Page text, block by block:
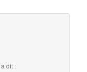
a dit :